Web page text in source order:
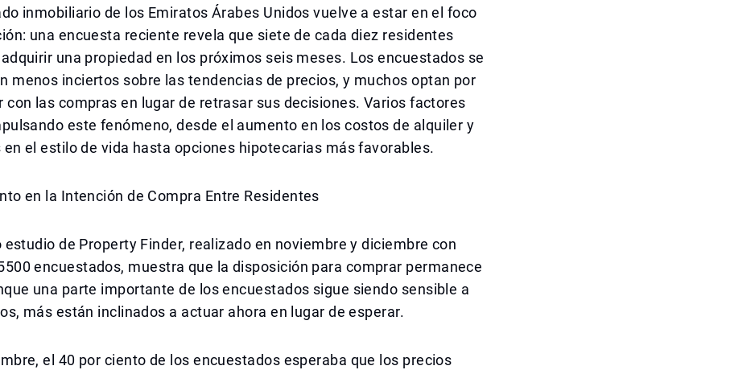
inmobiliario de los Emiratos Árabes Unidos vuelve a estar en el foco
una encuesta reciente revela que siete de cada diez residentes
una propiedad en los próximos seis meses. Los encuestados se
menos inciertos sobre las tendencias de precios, y muchos optan por
con las compras en lugar de retrasar sus decisiones. Varios factores
este fenómeno, desde el aumento en los costos de alquiler y
en el estilo de vida hasta opciones hipotecarias más favorables.
en la Intención de Compra Entre Residentes
estudio de Property Finder, realizado en noviembre y diciembre con
encuestados, muestra que la disposición para comprar permanece
una parte importante de los encuestados sigue siendo sensible a
más están inclinados a actuar ahora en lugar de esperar.
el 40 por ciento de los encuestados esperaba que los precios